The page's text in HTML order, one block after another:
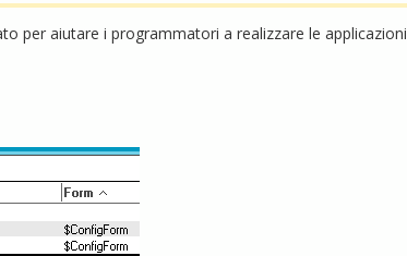
per aiutare i programmatori a realizzare le applicazioni